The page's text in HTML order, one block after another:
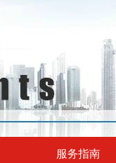
服务指南